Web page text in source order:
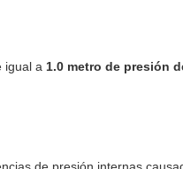
igual a 1.0 metro de presión